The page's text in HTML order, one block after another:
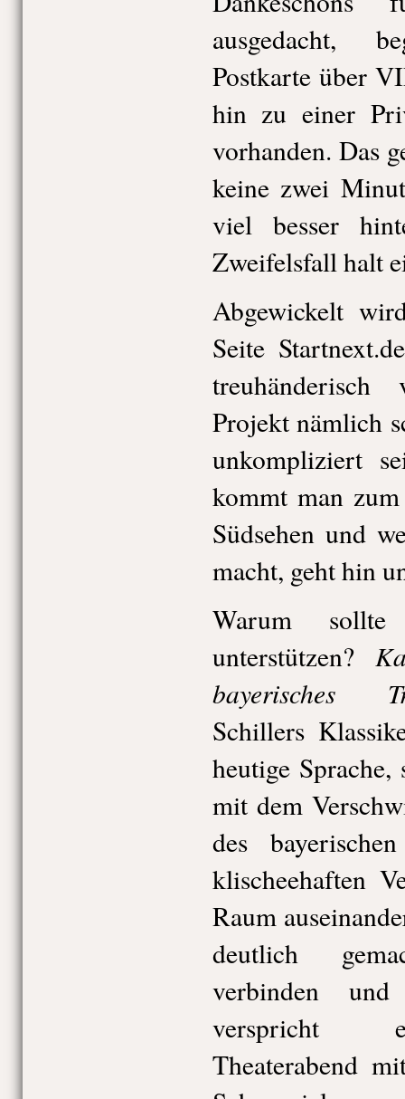
ausgedacht,
Postkarte über
hin zu einer
vorhanden. Das
keine zwei
viel besser
Zweifelsfall halt
Abgewickelt
Seite
Projekt nämlich
unkompliziert
kommt man
Südsehen und
macht, geht hin
Warum
unterstützen?
bayerisches
Schillers
heutige
mit dem
des
klischeehaften
Raum
deutlich
verbinden
verspricht
Theaterabend